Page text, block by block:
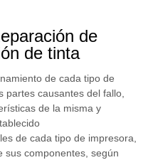
de
de tinta
de cada tipo de
partes causantes del fallo,
de la misma y
de cada tipo de impresora,
sus componentes, según